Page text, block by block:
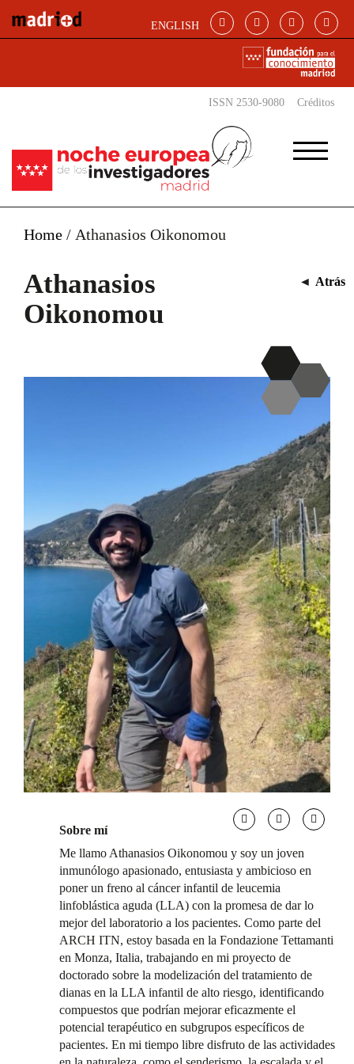
ENGLISH
ISSN 2530-9080 Créditos
Home / Athanasios Oikonomou
Athanasios
Oikonomou
◄ Atrás
Sobre mí
Me llamo Athanasios Oikonomou y soy un joven
inmunólogo apasionado, entusiasta y ambicioso en
poner un freno al cáncer infantil de leucemia
linfoblástica aguda (LLA) con la promesa de dar lo
mejor del laboratorio a los pacientes. Como parte del
ARCH ITN, estoy basada en la Fondazione Tettamanti
en Monza, Italia, trabajando en mi proyecto de
doctorado sobre la modelización del tratamiento de
dianas en la LLA infantil de alto riesgo, identificando
compuestos que podrían mejorar eficazmente el
potencial terapéutico en subgrupos específicos de
pacientes. En mi tiempo libre disfruto de las actividades